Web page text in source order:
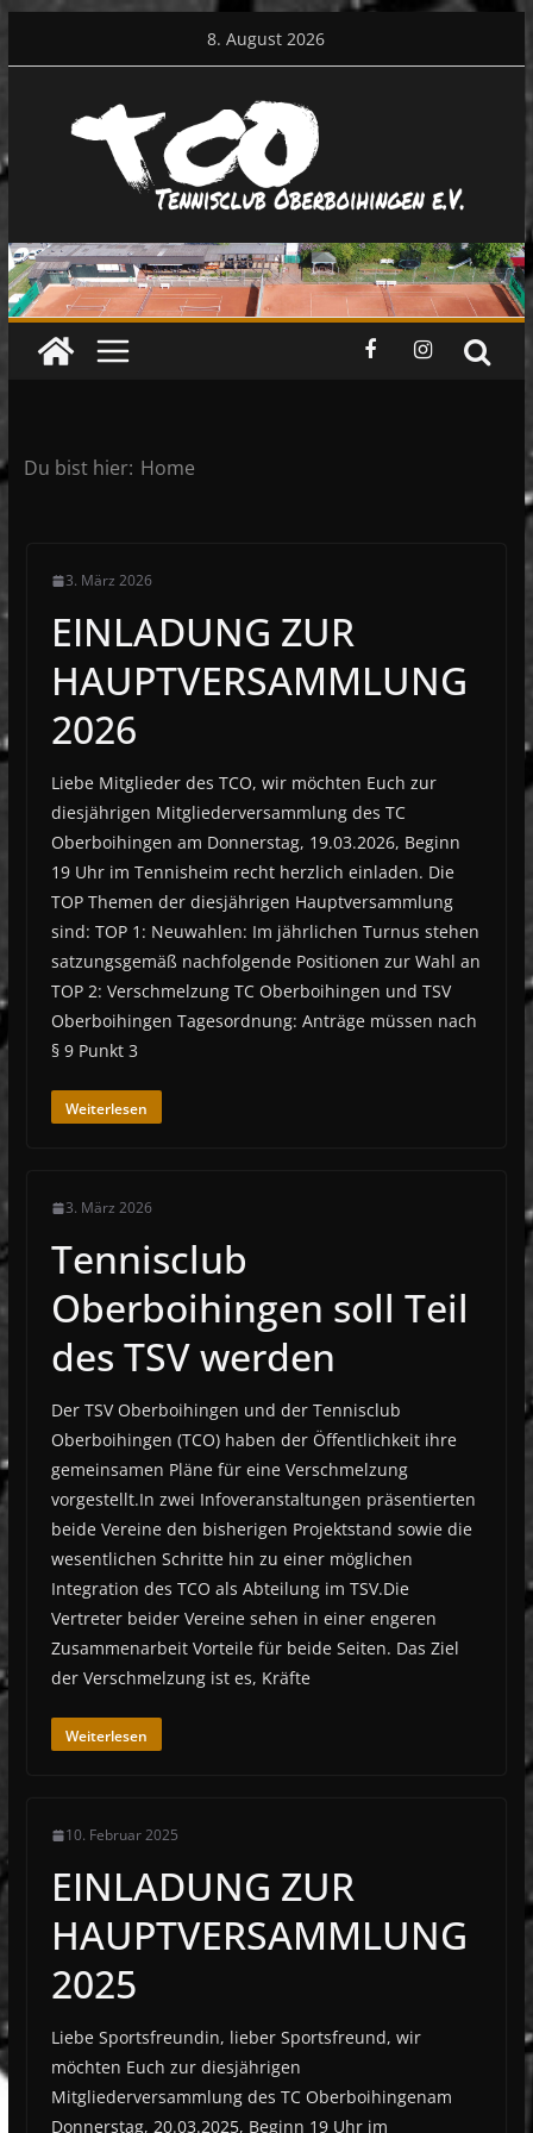
Inhalt
8. August 2026
Du bist hier: Home
3. März 2026
EINLADUNG ZUR
HAUPTVERSAMMLUNG
2026
Liebe Mitglieder des TCO, wir möchten Euch zur
diesjährigen Mitgliederversammlung des TC
Oberboihingen am Donnerstag, 19.03.2026, Beginn
19 Uhr im Tennisheim recht herzlich einladen. Die
TOP Themen der diesjährigen Hauptversammlung
sind: TOP 1: Neuwahlen: Im jährlichen Turnus stehen
satzungsgemäß nachfolgende Positionen zur Wahl an
TOP 2: Verschmelzung TC Oberboihingen und TSV
Oberboihingen Tagesordnung: Anträge müssen nach
§ 9 Punkt 3
Weiterlesen
3. März 2026
Tennisclub
Oberboihingen soll Teil
des TSV werden
Der TSV Oberboihingen und der Tennisclub
Oberboihingen (TCO) haben der Öffentlichkeit ihre
gemeinsamen Pläne für eine Verschmelzung
vorgestellt.In zwei Infoveranstaltungen präsentierten
beide Vereine den bisherigen Projektstand sowie die
wesentlichen Schritte hin zu einer möglichen
Integration des TCO als Abteilung im TSV.Die
Vertreter beider Vereine sehen in einer engeren
Zusammenarbeit Vorteile für beide Seiten. Das Ziel
der Verschmelzung ist es, Kräfte
Weiterlesen
10. Februar 2025
EINLADUNG ZUR
HAUPTVERSAMMLUNG
2025
Liebe Sportsfreundin, lieber Sportsfreund, wir
möchten Euch zur diesjährigen
Mitgliederversammlung des TC Oberboihingenam
Donnerstag, 20.03.2025, Beginn 19 Uhr im